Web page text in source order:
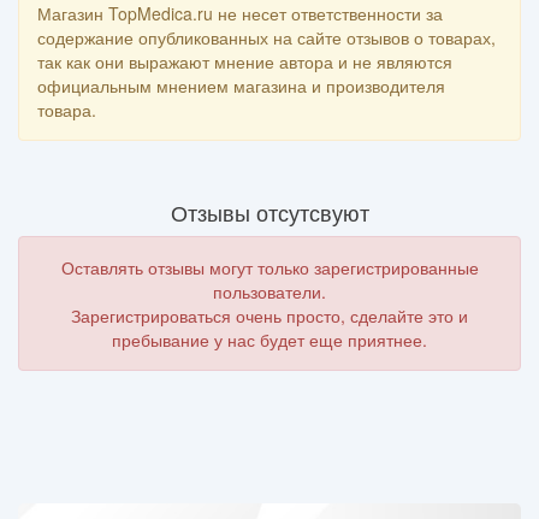
Магазин TopMedica.ru не несет ответственности за
содержание опубликованных на сайте отзывов о товарах,
так как они выражают мнение автора и не являются
официальным мнением магазина и производителя
товара.
Отзывы отсутсвуют
Оставлять отзывы могут только зарегистрированные
пользователи.
Зарегистрироваться очень просто, сделайте это и
пребывание у нас будет еще приятнее.